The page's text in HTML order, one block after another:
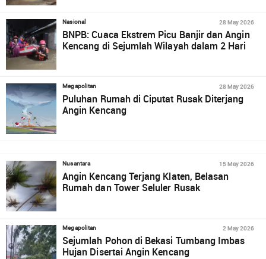
Nasional 28 May 2026
BNPB: Cuaca Ekstrem Picu Banjir dan Angin
Kencang di Sejumlah Wilayah dalam 2 Hari
Megapolitan 28 May 2026
Puluhan Rumah di Ciputat Rusak Diterjang
Angin Kencang
Nusantara 15 May 2026
Angin Kencang Terjang Klaten, Belasan
Rumah dan Tower Seluler Rusak
Megapolitan 2 May 2026
Sejumlah Pohon di Bekasi Tumbang Imbas
Hujan Disertai Angin Kencang